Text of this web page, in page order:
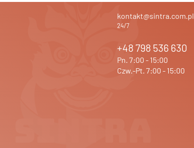
kontakt@sintra.com.pl
24/7
+48 798 536 630
Pn. 7:00 - 15:00
Czw.-Pt. 7:00 - 15:00